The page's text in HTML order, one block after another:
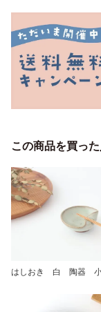
この商品を買っ
はしおき 白 陶器 小